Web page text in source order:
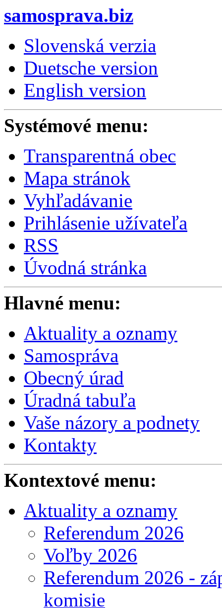
samosprava.biz
Slovenská verzia
Duetsche version
English version
Systémové menu:
Transparentná obec
Mapa stránok
Vyhľadávanie
Prihlásenie užívateľa
RSS
Úvodná stránka
Hlavné menu:
Aktuality a oznamy
Samospráva
Obecný úrad
Úradná tabuľa
Vaše názory a podnety
Kontakty
Kontextové menu:
Aktuality a oznamy
Referendum 2026
Voľby 2026
Referendum 2026 -
komisie